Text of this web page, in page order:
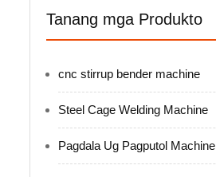
Tanang mga Produkto
cnc stirrup bender machine
Steel Cage Welding Machine
Pagdala Ug Pagputol Machine